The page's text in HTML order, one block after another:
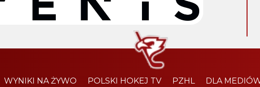
WYNIKI NA ŻYWO POLSKI HOKEJ TV PZHL DLA